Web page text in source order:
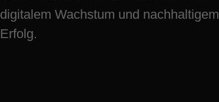
digitalem Wachstum und nachhaltigem
Erfolg.